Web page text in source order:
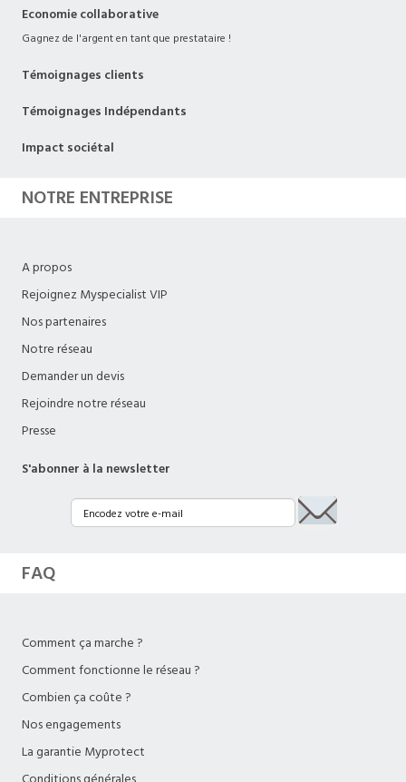
Economie collaborative
Gagnez de l'argent en tant que prestataire !
Témoignages clients
Témoignages Indépendants
Impact sociétal
NOTRE ENTREPRISE
A propos
Rejoignez Myspecialist VIP
Nos partenaires
Notre réseau
Demander un devis
Rejoindre notre réseau
Presse
S'abonner à la newsletter
FAQ
Comment ça marche ?
Comment fonctionne le réseau ?
Combien ça coûte ?
Nos engagements
La garantie Myprotect